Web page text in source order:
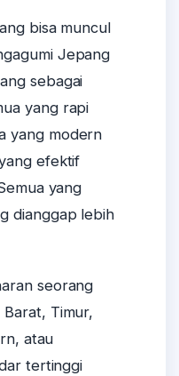
bisa muncul
Jepang
sebagai
yang rapi
yang modern
efektif
yang
dianggap lebih
seorang
Timur,
atau
tertinggi